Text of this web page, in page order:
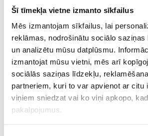
Šī tīmekļa vietne izmanto sīkfailus
Mēs izmantojam sīkfailus, lai
reklāmas, nodrošinātu sociālo
un analizētu mūsu datplūsmu.
izmantojat mūsu vietni, mēs arī
sociālās saziņas līdzekļu,
partneriem, kuri to var apvienot ar citu
viņiem sniedzat vai ko viņi apkopo,
pakalpojumus.
Ķēde 218/
€ 8.50
PIEVIENOT GROZAM